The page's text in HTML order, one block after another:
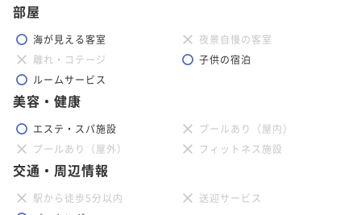
部屋
海が見える客室
夜景自慢の客室
離れ・コテージ
子供の宿泊
ルームサービス
美容・健康
エステ・スパ施設
プールあり（屋内）
プールあり（屋外）
フィットネス施設
交通・周辺情報
駅から徒歩5分以内
送迎サービス